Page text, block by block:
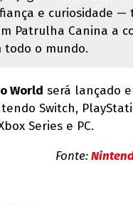
e curiosidade —
Patrulha Canina a
todo o mundo.
World será lançado
Switch,
Series e PC.
Fonte: